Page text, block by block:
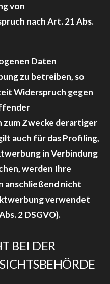
von
nach Art. 21 Abs.
Daten
zu betreiben, so
Widerspruch gegen
Zwecke derartiger
auch für das Profiling,
in Verbindung
werden Ihre
anschließend nicht
verwendet
2 DSGVO).
BEI DER